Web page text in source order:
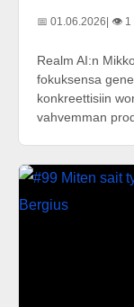
📅 01.06.2026 | 👁️
Realm AI:n
fokuksensa
konkreettisiin
vahvemman